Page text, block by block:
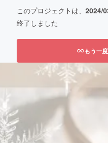
このプロジェクトは、 2024/
終了しました
もう一